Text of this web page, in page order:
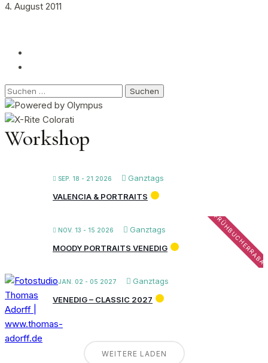
4. August 2011
Suchen
nach:
Workshop
SEP. 18 - 21 2026
Ganztags
VALENCIA & PORTRAITS
NOV. 13 - 15 2026 Ganztags
MOODY PORTRAITS VENEDIG
JAN. 02 - 05 2027
Ganztags
VENEDIG – CLASSIC 2027
WEITERE LADEN